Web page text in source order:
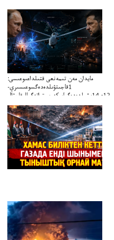
مايدان مەن تىمەنعى قتىلداعىوعىسى:
1قاجىتۋىلدەدەگسوعىسىري-